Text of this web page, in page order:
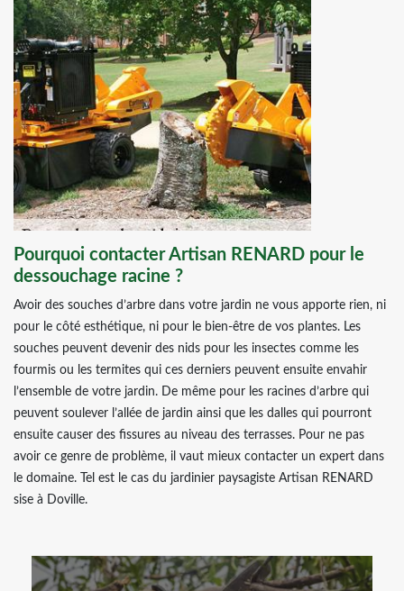
Pourquoi contacter Artisan RENARD pour le
dessouchage racine ?
Avoir des souches d’arbre dans votre jardin ne vous apporte rien, ni
pour le côté esthétique, ni pour le bien-être de vos plantes. Les
souches peuvent devenir des nids pour les insectes comme les
fourmis ou les termites qui ces derniers peuvent ensuite envahir
l’ensemble de votre jardin. De même pour les racines d’arbre qui
peuvent soulever l’allée de jardin ainsi que les dalles qui pourront
ensuite causer des fissures au niveau des terrasses. Pour ne pas
avoir ce genre de problème, il vaut mieux contacter un expert dans
le domaine. Tel est le cas du jardinier paysagiste Artisan RENARD
sise à Doville.